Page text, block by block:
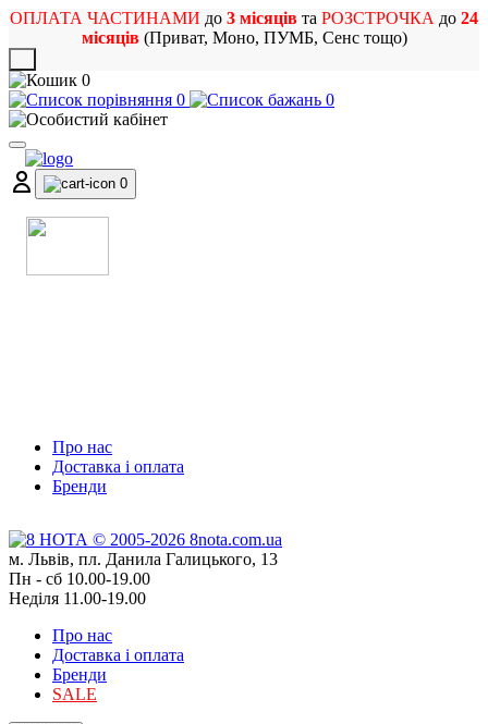
ОПЛАТА ЧАСТИНАМИ до 3 місяців та РОЗСТРОЧКА до 24
місяців(Приват, Моно, ПУМБ, Сенс тощо)
0
0
0
0
Про нас
Доставка і оплата
Бренди
м. Львів, пл. Данила Галицького, 13
Пн - сб 10.00-19.00
Неділя 11.00-19.00
Про нас
Доставка і оплата
Бренди
SALE